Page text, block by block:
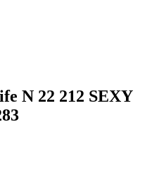
N 22 212 SEXY